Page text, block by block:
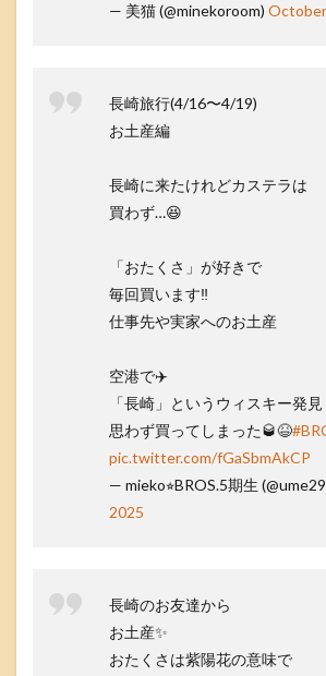
— 美猫 (@minekoroom)
長崎旅行(4/16〜4/19)
お土産編
長崎に来たけれどカステラは
買わず…😆
「おたくさ」が好きで
毎回買います‼️
仕事先や実家へのお土産
空港で✈️
「長崎」というウィスキー発見
思わず買ってしまった🥃😆
pic.twitter.com/fGaSbmAkCP
— mieko⭐︎BROS.5期生
2025
長崎のお友達から
お土産✨
おたくさは紫陽花の意味で